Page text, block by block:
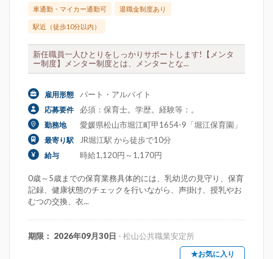
車通勤・マイカー通勤可 退職金制度あり
駅近（徒歩10分以内）
新任職員一人ひとりをしっかりサポートします!【メンタ
ー制度】メンター制度とは、メンターとな...
雇用形態 パート・アルバイト
応募要件 必須：保育士。学歴。経験等：。
勤務地 愛媛県松山市堀江町甲1654-9「堀江保育園」
最寄り駅 JR堀江駅 から徒歩で10分
給与 時給1,120円～1,170円
0歳～5歳までの保育業務具体的には、乳幼児の見守り、保育
記録、健康状態のチェックを行いながら、声掛け、授乳やお
むつの交換、衣...
期限： 2026年09月30日 - 松山公共職業安定所
★お気に入り